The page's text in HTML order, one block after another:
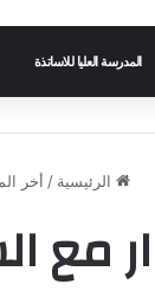
المدرسة العليا للاساتذة
الرئيسية / أخر
مع